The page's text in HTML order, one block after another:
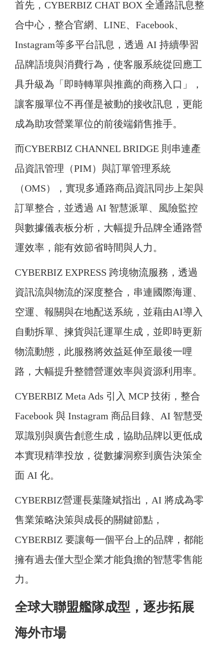
首先，CYBERBIZ CHAT BOX 全通路訊息整
合中心，整合官網、LINE、Facebook、
Instagram等多平台訊息，透過 AI 持續學習
品牌語境與消費行為，使客服系統從回應工
具升級為「即時轉單與推薦的商務入口」，
讓客服單位不再僅是被動的接收訊息，更能
成為助攻營業單位的前後端銷售推手。
而CYBERBIZ CHANNEL BRIDGE 則串連產
品資訊管理（PIM）與訂單管理系統
（OMS），實現多通路商品資訊同步上架與
訂單整合，並透過 AI 智慧派單、風險監控
與數據儀表板分析，大幅提升品牌全通路營
運效率，能有效節省時間與人力。
CYBERBIZ EXPRESS 跨境物流服務，透過
資訊流與物流的深度整合，串連國際海運、
空運、報關與在地配送系統，並藉由AI導入
自動拆單、揀貨與託運單生成，並即時更新
物流動態，此服務將效益延伸至最後一哩
路，大幅提升整體營運效率與資源利用率。
CYBERBIZ Meta Ads 引入 MCP 技術，整合
Facebook 與 Instagram 商品目錄、AI 智慧受
眾識別與廣告創意生成，協助品牌以更低成
本實現精準投放，從數據洞察到廣告決策全
面 AI 化。
CYBERBIZ營運長葉隆斌指出，AI 將成為零
售業策略決策與成長的關鍵節點，
CYBERBIZ 要讓每一個平台上的品牌，都能
擁有過去僅大型企業才能負擔的智慧零售能
力。
全球大聯盟艦隊成型，逐步拓展
海外市場